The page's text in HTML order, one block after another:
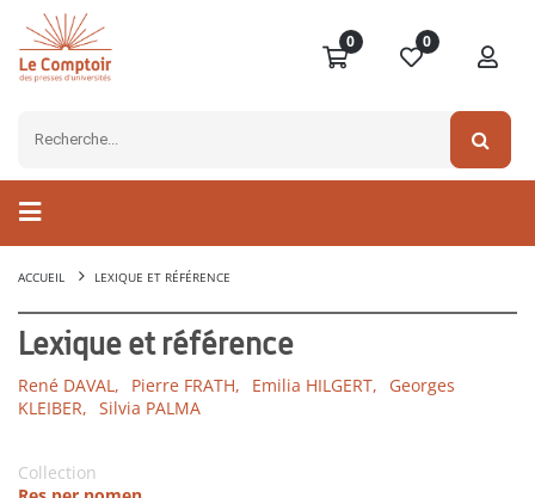
0 0
ACCUEIL LEXIQUE ET RÉFÉRENCE
Lexique et référence
René DAVAL, Pierre FRATH, Emilia HILGERT,
Georges
KLEIBER, Silvia PALMA
Collection